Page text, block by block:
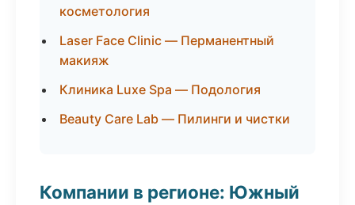
косметология
Laser Face Clinic — Перманентный
макияж
Клиника Luxe Spa — Подология
Beauty Care Lab — Пилинги и чистки
Компании в регионе: Южный